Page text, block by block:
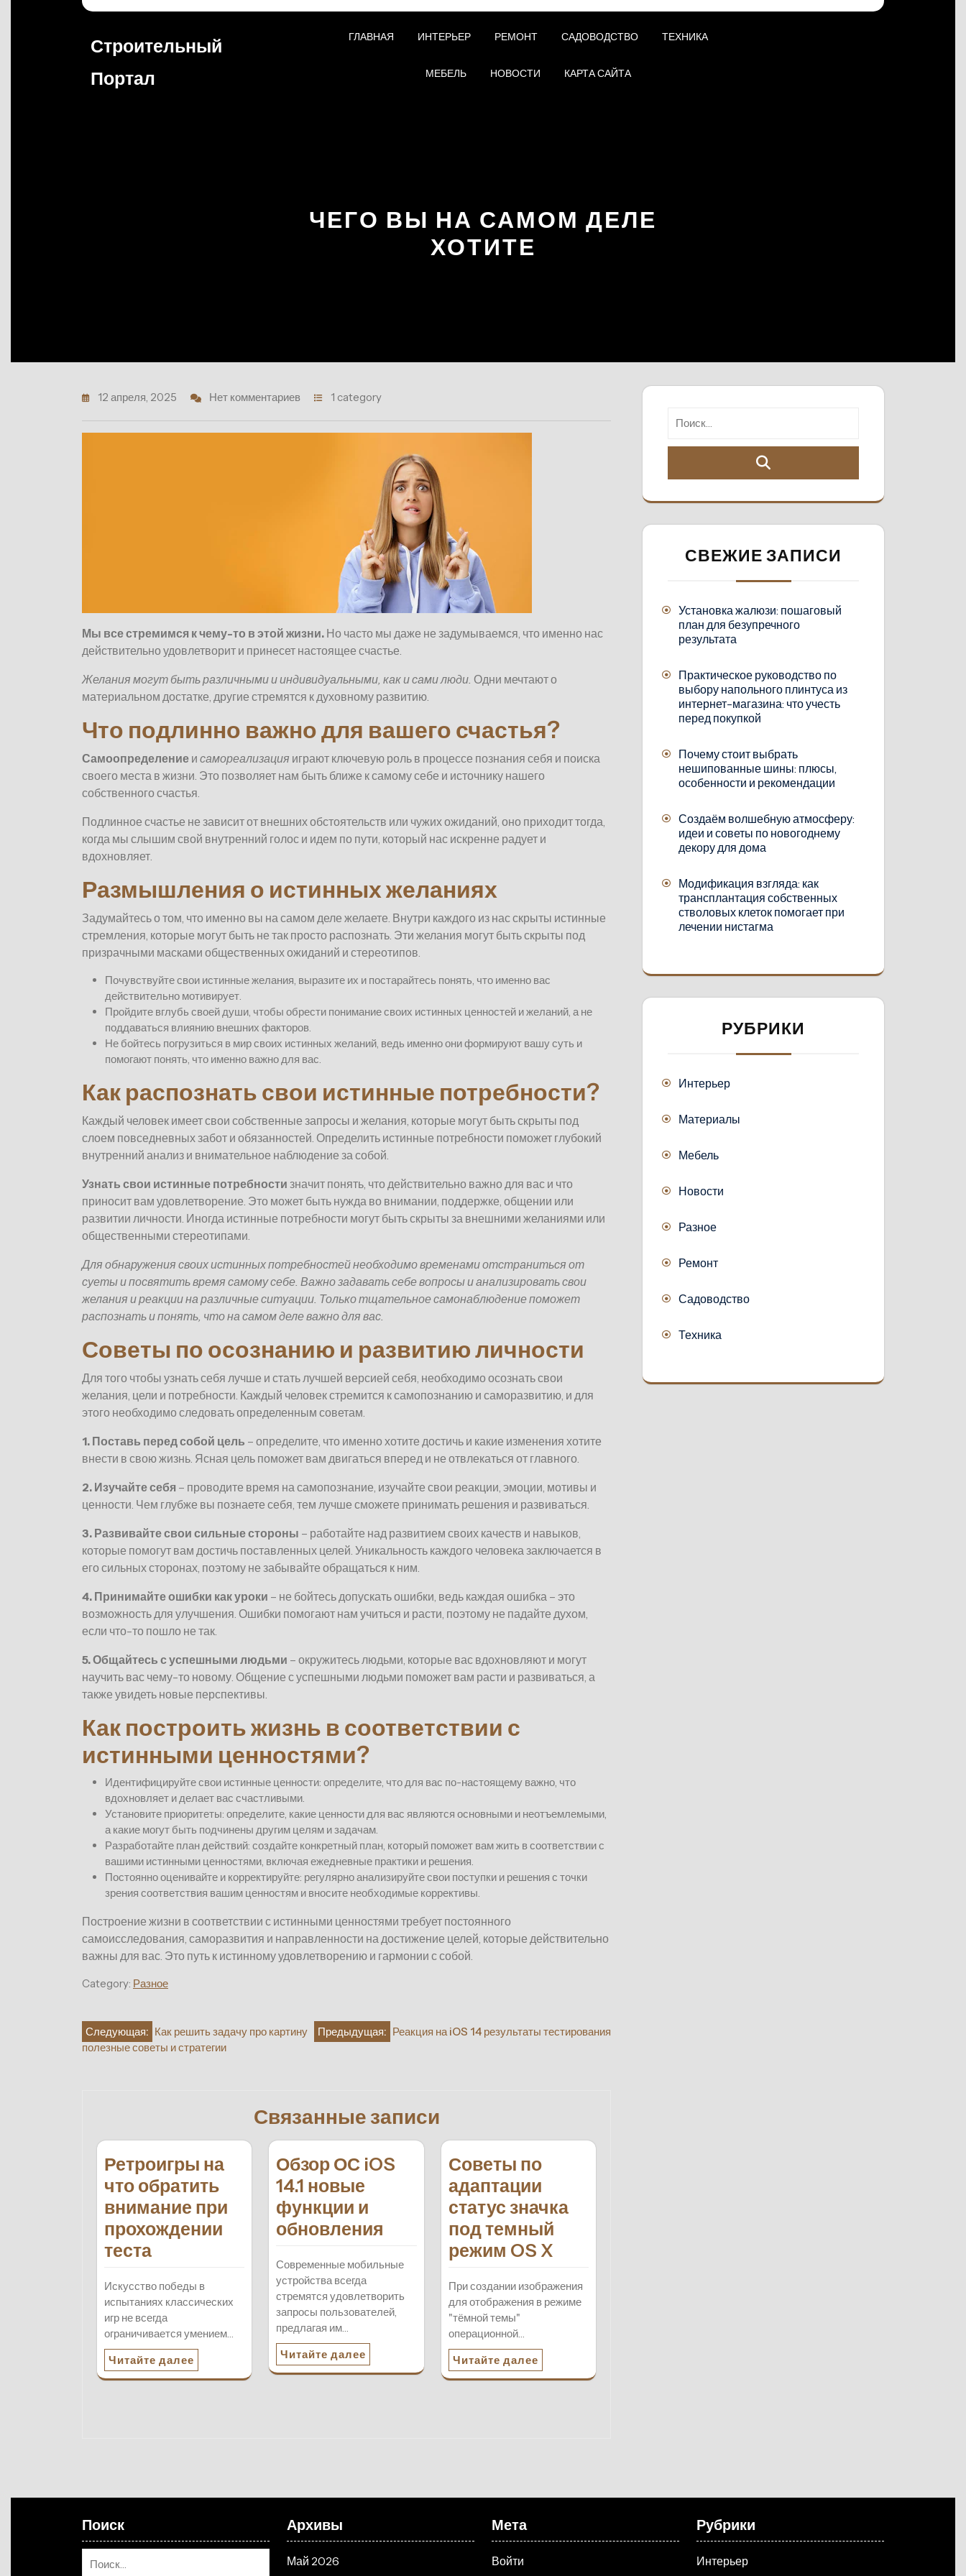
Строительный
Портал
ГЛАВНАЯ ИНТЕРЬЕР РЕМОНТ САДОВОДСТВО ТЕХНИКА
МЕБЕЛЬ НОВОСТИ КАРТА САЙТА
ЧЕГО ВЫ НА САМОМ ДЕЛЕ
ХОТИТЕ
12 апреля, 2025 Нет комментариев 1 category
Мы все стремимся к чему-то в этой жизни. Но часто мы даже не задумываемся, что именно нас
действительно удовлетворит и принесет настоящее счастье.
Желания могут быть различными и индивидуальными, как и сами люди. Одни мечтают о
материальном достатке, другие стремятся к духовному развитию.
Что подлинно важно для вашего счастья?
Самоопределение и самореализация играют ключевую роль в процессе познания себя и поиска
своего места в жизни. Это позволяет нам быть ближе к самому себе и источнику нашего
собственного счастья.
Подлинное счастье не зависит от внешних обстоятельств или чужих ожиданий, оно приходит тогда,
когда мы слышим свой внутренний голос и идем по пути, который нас искренне радует и
вдохновляет.
Размышления о истинных желаниях
Задумайтесь о том, что именно вы на самом деле желаете. Внутри каждого из нас скрыты истинные
стремления, которые могут быть не так просто распознать. Эти желания могут быть скрыты под
призрачными масками общественных ожиданий и стереотипов.
Почувствуйте свои истинные желания, выразите их и постарайтесь понять, что именно вас
действительно мотивирует.
Пройдите вглубь своей души, чтобы обрести понимание своих истинных ценностей и желаний, а не
поддаваться влиянию внешних факторов.
Не бойтесь погрузиться в мир своих истинных желаний, ведь именно они формируют вашу суть и
помогают понять, что именно важно для вас.
Как распознать свои истинные потребности?
Каждый человек имеет свои собственные запросы и желания, которые могут быть скрыты под
слоем повседневных забот и обязанностей. Определить истинные потребности поможет глубокий
внутренний анализ и внимательное наблюдение за собой.
Узнать свои истинные потребности значит понять, что действительно важно для вас и что
приносит вам удовлетворение. Это может быть нужда во внимании, поддержке, общении или
развитии личности. Иногда истинные потребности могут быть скрыты за внешними желаниями или
общественными стереотипами.
Для обнаружения своих истинных потребностей необходимо временами отстраниться от
суеты и посвятить время самому себе. Важно задавать себе вопросы и анализировать свои
желания и реакции на различные ситуации. Только тщательное самонаблюдение поможет
распознать и понять, что на самом деле важно для вас.
Советы по осознанию и развитию личности
Для того чтобы узнать себя лучше и стать лучшей версией себя, необходимо осознать свои
желания, цели и потребности. Каждый человек стремится к самопознанию и саморазвитию, и для
этого необходимо следовать определенным советам.
1. Поставь перед собой цель – определите, что именно хотите достичь и какие изменения хотите
внести в свою жизнь. Ясная цель поможет вам двигаться вперед и не отвлекаться от главного.
2. Изучайте себя – проводите время на самопознание, изучайте свои реакции, эмоции, мотивы и
ценности. Чем глубже вы познаете себя, тем лучше сможете принимать решения и развиваться.
3. Развивайте свои сильные стороны – работайте над развитием своих качеств и навыков,
которые помогут вам достичь поставленных целей. Уникальность каждого человека заключается в
его сильных сторонах, поэтому не забывайте обращаться к ним.
4. Принимайте ошибки как уроки – не бойтесь допускать ошибки, ведь каждая ошибка – это
возможность для улучшения. Ошибки помогают нам учиться и расти, поэтому не падайте духом,
если что-то пошло не так.
5. Общайтесь с успешными людьми – окружитесь людьми, которые вас вдохновляют и могут
научить вас чему-то новому. Общение с успешными людьми поможет вам расти и развиваться, а
также увидеть новые перспективы.
Как построить жизнь в соответствии с
истинными ценностями?
Идентифицируйте свои истинные ценности: определите, что для вас по-настоящему важно, что
вдохновляет и делает вас счастливыми.
Установите приоритеты: определите, какие ценности для вас являются основными и неотъемлемыми,
а какие могут быть подчинены другим целям и задачам.
Разработайте план действий: создайте конкретный план, который поможет вам жить в соответствии с
вашими истинными ценностями, включая ежедневные практики и решения.
Постоянно оценивайте и корректируйте: регулярно анализируйте свои поступки и решения с точки
зрения соответствия вашим ценностям и вносите необходимые коррективы.
Построение жизни в соответствии с истинными ценностями требует постоянного
самоисследования, саморазвития и направленности на достижение целей, которые действительно
важны для вас. Это путь к истинному удовлетворению и гармонии с собой.
Category: Разное
Навигация
Предыдущая: Реакция на iOS 14 результаты тестирования
Следующая: Как решить задачу про картину
полезные советы и стратегии
Связанные записи
Ретроигры на
что обратить
внимание при
прохождении
теста
Искусство победы в
испытаниях классических
игр не всегда
ограничивается умением…
Читайте далее
Обзор ОС iOS
14.1 новые
функции и
обновления
Современные мобильные
устройства всегда
стремятся удовлетворить
запросы пользователей,
предлагая им…
Читайте далее
Советы по
адаптации
статус значка
под темный
режим OS X
При создании изображения
для отображения в режиме
"тёмной темы"
операционной…
Читайте далее
СВЕЖИЕ ЗАПИСИ
Установка жалюзи: пошаговый
план для безупречного
результата
Практическое руководство по
выбору напольного плинтуса из
интернет-магазина: что учесть
перед покупкой
Почему стоит выбрать
нешипованные шины: плюсы,
особенности и рекомендации
Создаём волшебную атмосферу:
идеи и советы по новогоднему
декору для дома
Модификация взгляда: как
трансплантация собственных
стволовых клеток помогает при
лечении нистагма
РУБРИКИ
Интерьер
Материалы
Мебель
Новости
Разное
Ремонт
Садоводство
Техника
Поиск Архивы
Май 2026
Мета
Войти
Рубрики
Интерьер